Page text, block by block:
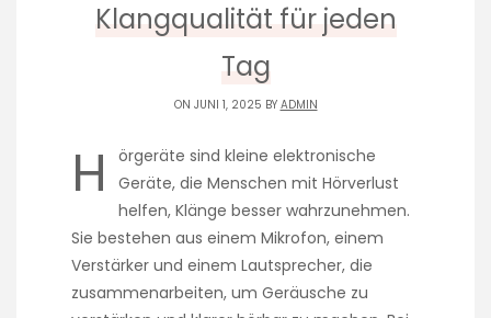
Klangqualität für jeden
Tag
ON JUNI 1, 2025 BY ADMIN
H
örgeräte sind kleine elektronische
Geräte, die Menschen mit Hörverlust
helfen, Klänge besser wahrzunehmen.
Sie bestehen aus einem Mikrofon, einem
Verstärker und einem Lautsprecher, die
zusammenarbeiten, um Geräusche zu